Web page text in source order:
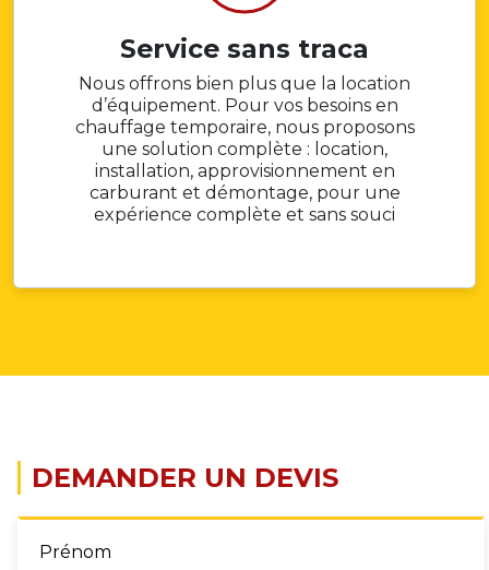
Service sans traca
Nous offrons bien plus que la location
d’équipement. Pour vos besoins en
chauffage temporaire, nous proposons
une solution complète : location,
installation, approvisionnement en
carburant et démontage, pour une
expérience complète et sans souci
DEMANDER UN DEVIS
Prénom